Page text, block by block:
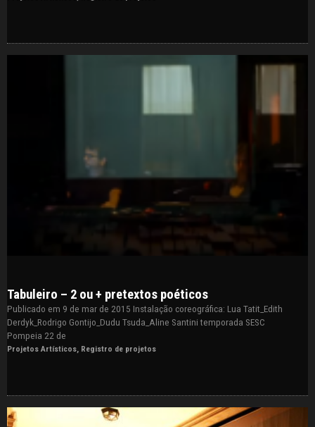
Tabuleiro – 2 ou + pretextos poéticos
Publicado em 9 de mar de 2015 Instalação coreográfica: Lua Tatit_Edith
Derdyk_Rodrigo Gontijo_Dudu Tsuda_Aline Santini temporada SESC
Pompeia 22 de
Projetos Artísticos, Registro de projetos